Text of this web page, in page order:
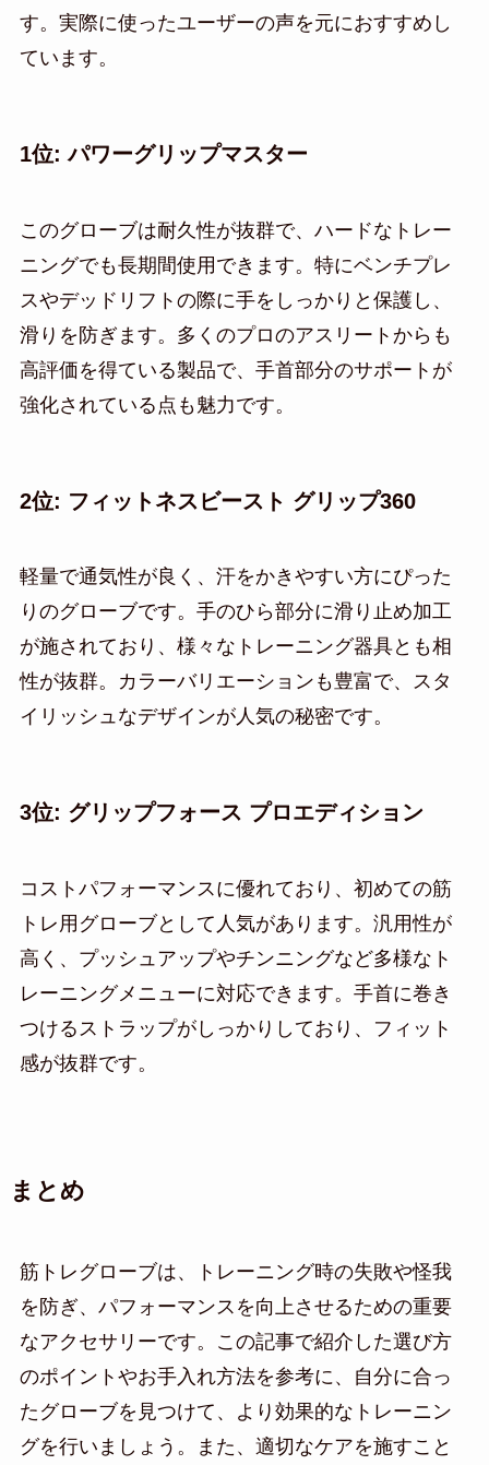
す。実際に使ったユーザーの声を元におすすめし
ています。
1位: パワーグリップマスター
このグローブは耐久性が抜群で、ハードなトレー
ニングでも長期間使用できます。特にベンチプレ
スやデッドリフトの際に手をしっかりと保護し、
滑りを防ぎます。多くのプロのアスリートからも
高評価を得ている製品で、手首部分のサポートが
強化されている点も魅力です。
2位: フィットネスビースト グリップ360
軽量で通気性が良く、汗をかきやすい方にぴった
りのグローブです。手のひら部分に滑り止め加工
が施されており、様々なトレーニング器具とも相
性が抜群。カラーバリエーションも豊富で、スタ
イリッシュなデザインが人気の秘密です。
3位: グリップフォース プロエディション
コストパフォーマンスに優れており、初めての筋
トレ用グローブとして人気があります。汎用性が
高く、プッシュアップやチンニングなど多様なト
レーニングメニューに対応できます。手首に巻き
つけるストラップがしっかりしており、フィット
感が抜群です。
まとめ
筋トレグローブは、トレーニング時の失敗や怪我
を防ぎ、パフォーマンスを向上させるための重要
なアクセサリーです。この記事で紹介した選び方
のポイントやお手入れ方法を参考に、自分に合っ
たグローブを見つけて、より効果的なトレーニン
グを行いましょう。また、適切なケアを施すこと